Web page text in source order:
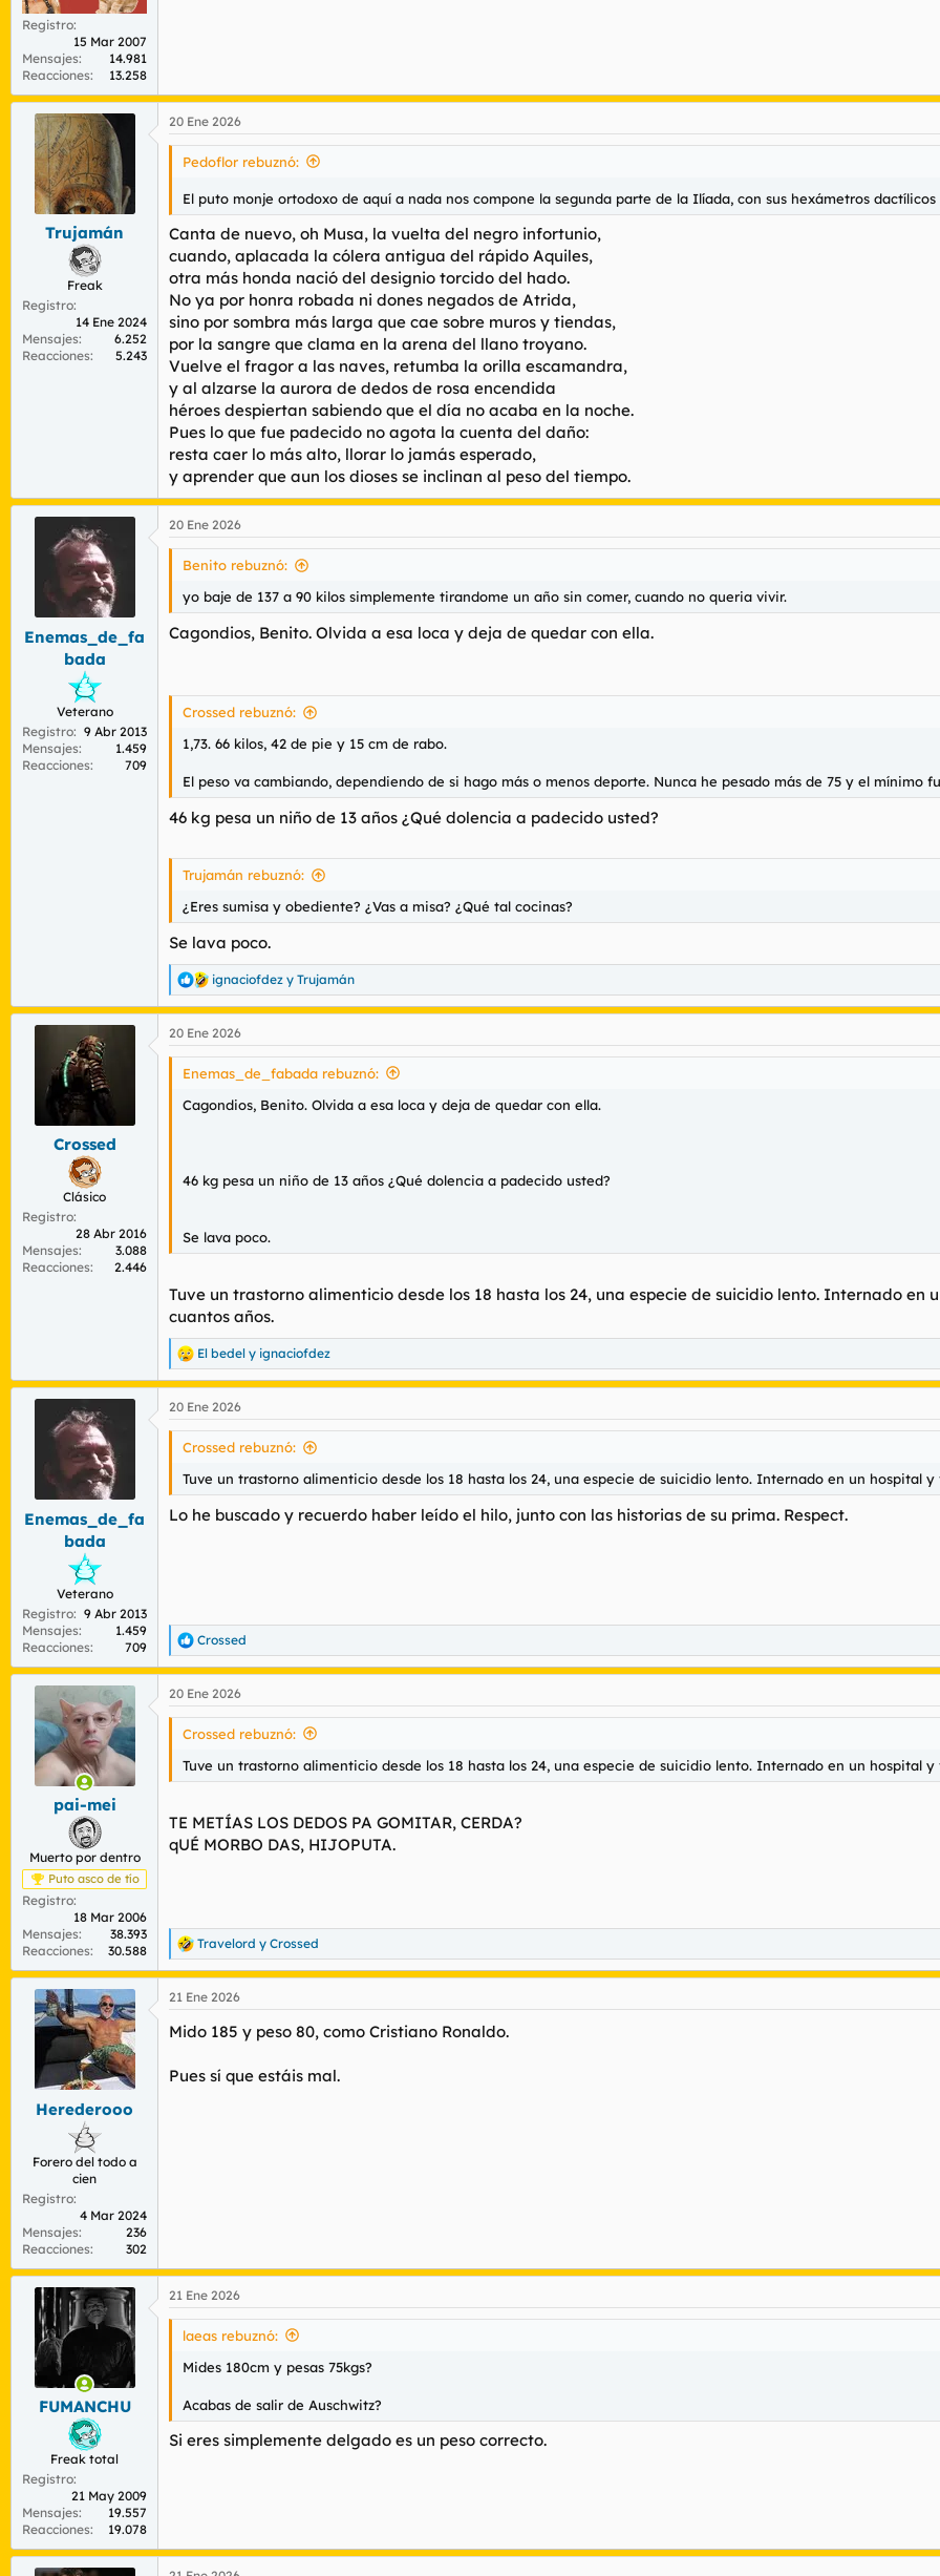
Registro
15 Mar 2007
Mensajes
14.981
Reacciones
13.258
Trujamán
Freak
Registro
14 Ene 2024
Mensajes
6.252
Reacciones
5.243
20 Ene 2026
Pedoflor rebuznó:
El puto monje ortodoxo de aquí a nada nos compone la segunda parte de la Ilíada, con sus hexámetros
Canta de nuevo, oh Musa, la vuelta del negro infortunio,
cuando, aplacada la cólera antigua del rápido Aquiles,
otra más honda nació del designio torcido del hado.
No ya por honra robada ni dones negados de Atrida,
sino por sombra más larga que cae sobre muros y tiendas,
por la sangre que clama en la arena del llano troyano.
Vuelve el fragor a las naves, retumba la orilla escamandra,
y al alzarse la aurora de dedos de rosa encendida
héroes despiertan sabiendo que el día no acaba en la noche.
Pues lo que fue padecido no agota la cuenta del daño:
resta caer lo más alto, llorar lo jamás esperado,
y aprender que aun los dioses se inclinan al peso del tiempo.
Enemas_de_fa
bada
Veterano
Registro
9 Abr 2013
Mensajes
1.459
Reacciones
709
20 Ene 2026
Benito rebuznó:
yo baje de 137 a 90 kilos simplemente tirandome un año sin comer, cuando no queria vivir.
Cagondios, Benito. Olvida a esa loca y deja de quedar con ella.
Crossed rebuznó:
1,73. 66 kilos, 42 de pie y 15 cm de rabo.
El peso va cambiando, dependiendo de si hago más o menos deporte. Nunca he pesado más de 75 y el mínimo
46 kg pesa un niño de 13 años ¿Qué dolencia a padecido usted?
Trujamán rebuznó:
¿Eres sumisa y obediente? ¿Vas a misa? ¿Qué tal cocinas?
Se lava poco.
R
e
a
c
c
n
ignaciofdez y Trujamán
Crossed
Clásico
Registro
28 Abr 2016
Mensajes
3.088
Reacciones
2.446
20 Ene 2026
Enemas_de_fabada rebuznó:
Cagondios, Benito. Olvida a esa loca y deja de quedar con ella.
46 kg pesa un niño de 13 años ¿Qué dolencia a padecido usted?
Se lava poco.
Tuve un trastorno alimenticio desde los 18 hasta los 24, una especie de suicidio lento. Internado en
cuantos años.
R
e
a
c
c
n
e
s
El bedel y ignaciofdez
Enemas_de_fa
bada
Veterano
Registro
9 Abr 2013
Mensajes
1.459
Reacciones
709
20 Ene 2026
Crossed rebuznó:
Tuve un trastorno alimenticio desde los 18 hasta los 24, una especie de suicidio lento. Internado en un hospital
Lo he buscado y recuerdo haber leído el hilo, junto con las historias de su prima. Respect.
R
e
a
c
c
n
e
:
Crossed
pai-mei
Muerto por dentro
Puto asco de tío
Registro
18 Mar 2006
Mensajes
38.393
Reacciones
30.588
20 Ene 2026
Crossed rebuznó:
Tuve un trastorno alimenticio desde los 18 hasta los 24, una especie de suicidio lento. Internado en un hospital
TE METÍAS LOS DEDOS PA GOMITAR, CERDA?
qUÉ MORBO DAS, HIJOPUTA.
R
e
a
c
i
n
e
Travelord y Crossed
Herederooo
Forero del todo a
cien
Registro
4 Mar 2024
Mensajes
236
Reacciones
302
21 Ene 2026
Mido 185 y peso 80, como Cristiano Ronaldo.
Pues sí que estáis mal.
FUMANCHU
Freak total
Registro
21 May 2009
Mensajes
19.557
Reacciones
19.078
21 Ene 2026
laeas rebuznó:
Mides 180cm y pesas 75kgs?
Acabas de salir de Auschwitz?
Si eres simplemente delgado es un peso correcto.